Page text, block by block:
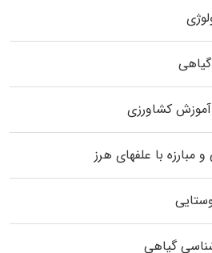
کشاورزی
مبارزه با علفهای هرز
گیاهی